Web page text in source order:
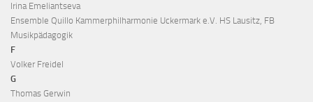
Irina Emeliantseva
Ensemble Quillo Kammerphilharmonie Uckermark e.V. HS Lausitz, FB
Musikpädagogik
F
Volker Freidel
G
Thomas Gerwin